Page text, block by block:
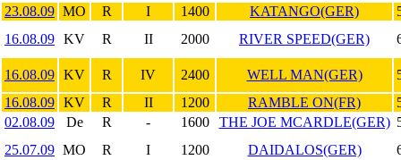
23.08.09 MO R I 1400 KATANGO(GER)
16.08.09 KV R II 2000 RIVER SPEED(GER)
16.08.09 KV R IV 2400 WELL MAN(GER)
16.08.09 KV R II 1200 RAMBLE ON(FR)
02.08.09
De R - 1600 THE JOE MCARDLE(GER)
25.07.09 MO R I 1200 DAIDALOS(GER)